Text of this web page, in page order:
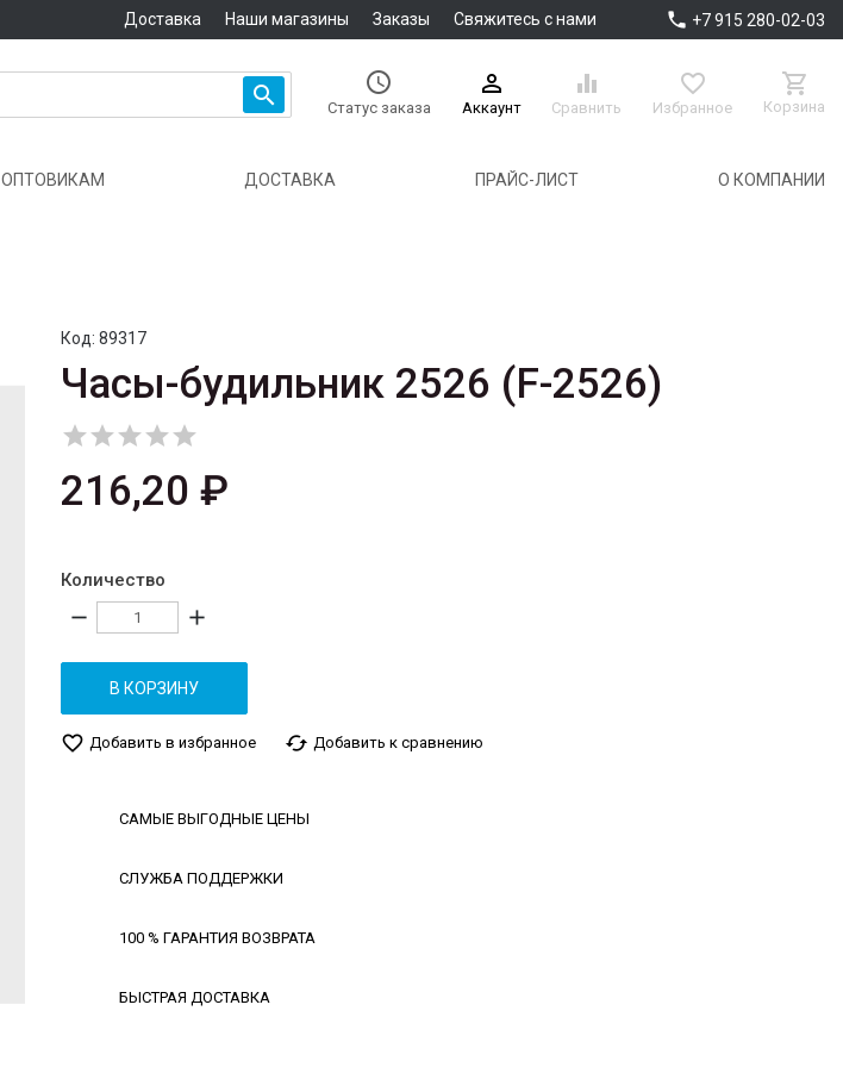
Доставка Наши магазины Заказы Свяжитесь с нами  +7 915 280-02-03
 
Статус заказа

Аккаунт

Сравнить

Избранное

Корзина
ОПТОВИКАМ ДОСТАВКА ПРАЙС-ЛИСТ О КОМПАНИИ
Код: 89317
Часы-будильник 2526 (F-2526)

216,20 ₽
Количество
remove add
В КОРЗИНУ
favorite_border Добавить в избранное cached Добавить к сравнению
САМЫЕ ВЫГОДНЫЕ ЦЕНЫ
СЛУЖБА ПОДДЕРЖКИ
100 % ГАРАНТИЯ ВОЗВРАТА
БЫСТРАЯ ДОСТАВКА